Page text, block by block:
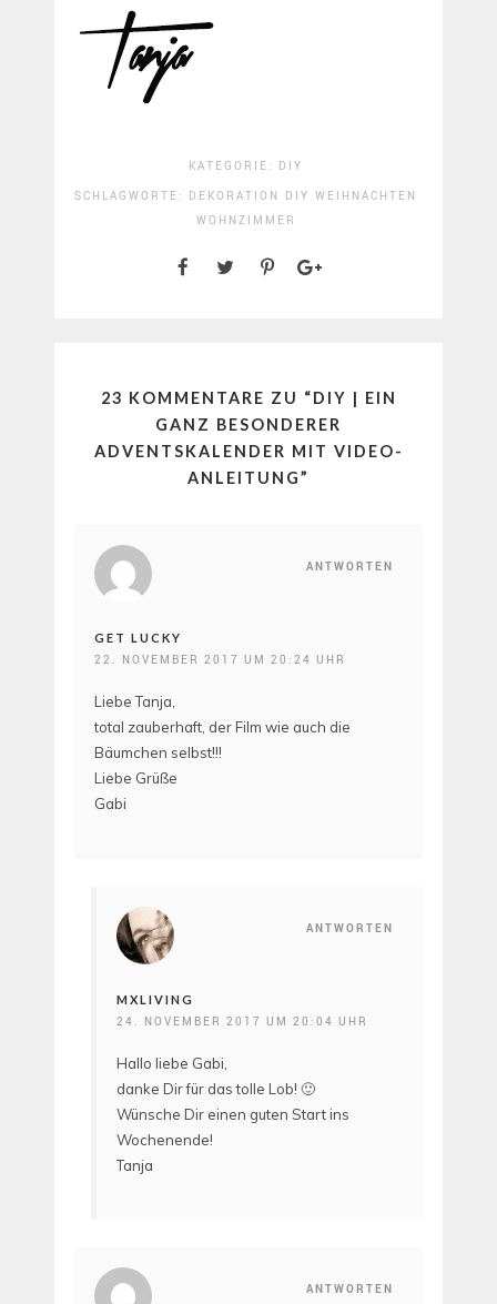
KATEGORIE: DIY
SCHLAGWORTE: DEKORATION DIY WEIHNACHTEN
WOHNZIMMER
23 KOMMENTARE ZU “DIY | EIN
GANZ BESONDERER
ADVENTSKALENDER MIT VIDEO-
ANLEITUNG”
ANTWORTEN
GET LUCKY
22. NOVEMBER 2017 UM 20:24 UHR
Liebe Tanja,
total zauberhaft, der Film wie auch die
Bäumchen selbst!!!
Liebe Grüße
Gabi
ANTWORTEN
MXLIVING
24. NOVEMBER 2017 UM 20:04 UHR
Hallo liebe Gabi,
danke Dir für das tolle Lob! 🙂
Wünsche Dir einen guten Start ins
Wochenende!
Tanja
ANTWORTEN